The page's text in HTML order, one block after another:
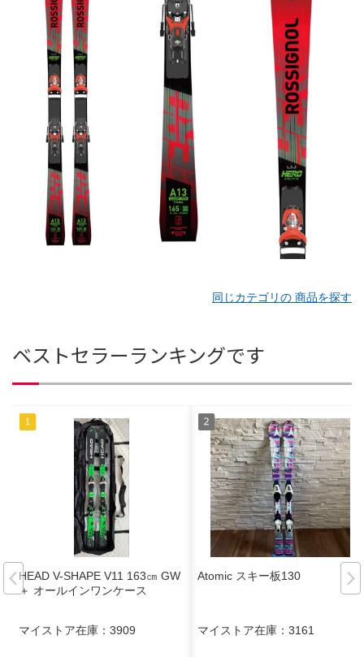
同じカテゴリの 商品を探す
ベストセラーランキングです
HEAD V-SHAPE V11 163㎝ GW
＋ オールインワンケース
マイストア在庫： 3909
Atomic スキー板130
マイストア在庫： 3161